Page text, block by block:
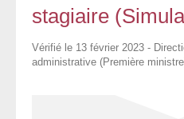
stagiaire
Vérifié le 13 février 2023 -
administrative (Première